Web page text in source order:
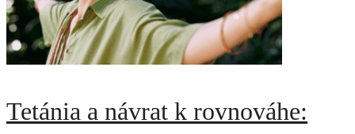
Tetánia a návrat k rovnováhe: